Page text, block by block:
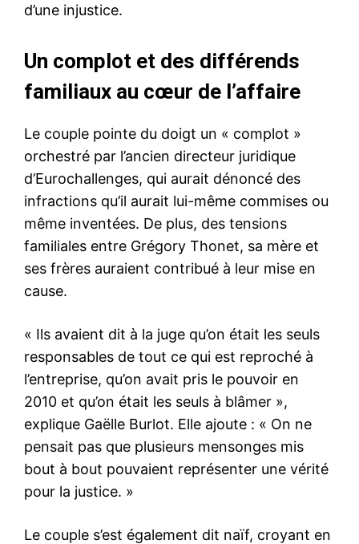
d’une injustice.
Un complot et des différends
familiaux au cœur de l’affaire
Le couple pointe du doigt un « complot »
orchestré par l’ancien directeur juridique
d’Eurochallenges, qui aurait dénoncé des
infractions qu’il aurait lui-même commises ou
même inventées. De plus, des tensions
familiales entre Grégory Thonet, sa mère et
ses frères auraient contribué à leur mise en
cause.
« Ils avaient dit à la juge qu’on était les seuls
responsables de tout ce qui est reproché à
l’entreprise, qu’on avait pris le pouvoir en
2010 et qu’on était les seuls à blâmer »,
explique Gaëlle Burlot. Elle ajoute : « On ne
pensait pas que plusieurs mensonges mis
bout à bout pouvaient représenter une vérité
pour la justice. »
Le couple s’est également dit naïf, croyant en